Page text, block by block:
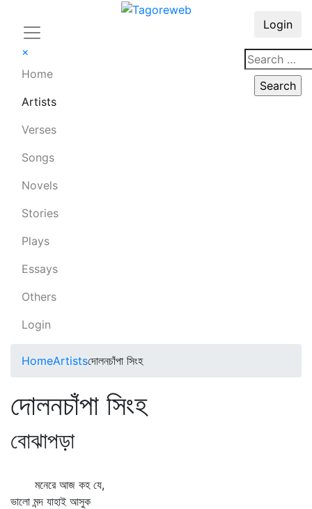
×
Home
Artists
Verses
Songs
Novels
Stories
Plays
Essays
Others
Login
Login
HomeArtistsদোলনচাঁপা সিংহ
দোলনচাঁপা সিংহ
বোঝাপড়া
মনেরে আজ কহ যে,
ভালো মন্দ যাহাই আসুক